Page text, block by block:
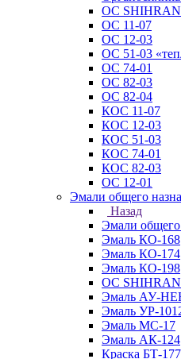
ОС SHIHRAN
ОС 11-07
ОС 12-03
ОС 51-03
ОС 74-01
ОС 82-03
ОС 82-04
КОС 11-07
КОС 12-03
КОС 51-03
КОС 74-01
КОС 82-03
ОС 12-01
Эмали общего
Назад
Эмали общего
Эмаль КО-168
Эмаль КО-174
Эмаль КО-198
ОС SHIHRAN
Эмаль АУ-
Эмаль УР-
Эмаль МС-17
Эмаль АК-124
Краска БТ-177